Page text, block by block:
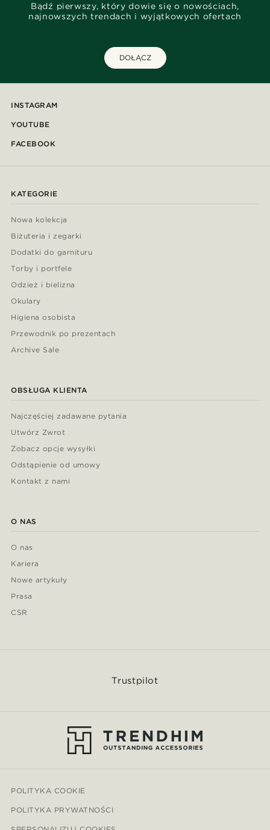
Bądź pierwszy, który dowie się o nowościach,
najnowszych trendach i wyjątkowych ofertach
DOŁĄCZ
INSTAGRAM
YOUTUBE
FACEBOOK
KATEGORIE
Nowa kolekcja
Biżuteria i zegarki
Dodatki do garnituru
Torby i portfele
Odzież i bielizna
Okulary
Higiena osobista
Przewodnik po prezentach
Archive Sale
OBSŁUGA KLIENTA
Najczęściej zadawane pytania
Utwórz Zwrot
Zobacz opcje wysyłki
Odstąpienie od umowy
Kontakt z nami
O NAS
O nas
Kariera
Nowe artykuły
Prasa
CSR
Trustpilot
POLITYKA COOKIE
POLITYKA PRYWATNOŚCI